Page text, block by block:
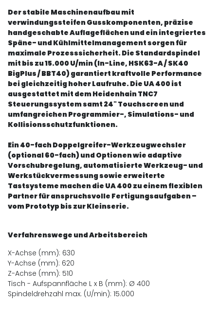
Der stabile Maschinenaufbau mit
verwindungssteifen Gusskomponenten, präzise
handgeschabte Auflageflächen und ein integriertes
Späne- und Kühlmittelmanagement sorgen für
maximale Prozesssicherheit. Die Standardspindel
mit bis zu 15.000 U/min (In-Line, HSK63-A / SK40
BigPlus / BBT40) garantiert kraftvolle Performance
bei gleichzeitig hoher Laufruhe. Die UA 400 ist
ausgestattet mit dem Heidenhain TNC7
Steuerungssystem samt 24" Touchscreen und
umfangreichen Programmier-, Simulations- und
Kollisionsschutzfunktionen.
Ein 40-fach Doppelgreifer-Werkzeugwechsler
(optional 60-fach) und Optionen wie adaptive
Vorschubregelung, automatisierte Werkzeug- und
Werkstückvermessung sowie erweiterte
Tastsysteme machen die UA 400 zu einem flexiblen
Partner für anspruchsvolle Fertigungsaufgaben –
vom Prototyp bis zur Kleinserie.
Verfahrenswege und Arbeitsbereich
X-Achse (mm): 630
Y-Achse (mm): 620
Z-Achse (mm): 510
Tisch - Aufspannfläche L x B (mm): Ø 400
Spindeldrehzahl max. (U/min): 15.000